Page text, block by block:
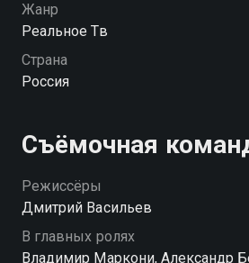
Жанр
Реальное Тв
Страна
Россия
Съёмочная
Режиссёры
Дмитрий Васильев
В главных ролях
Владимир Маркони, Александр